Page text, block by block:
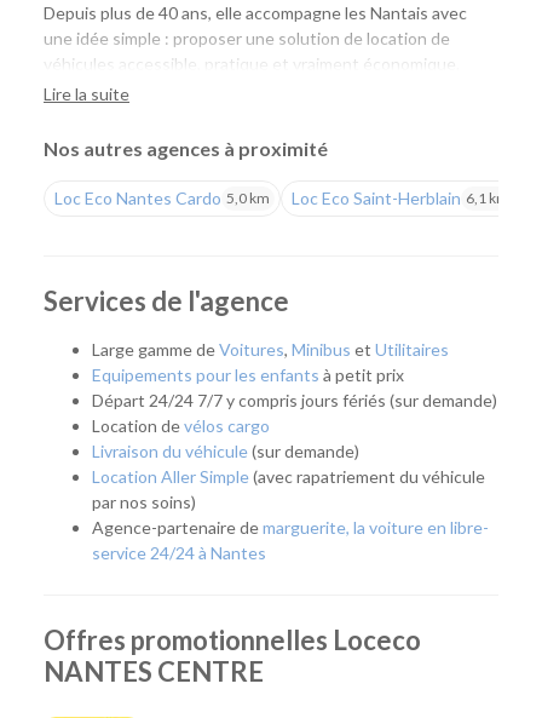
Depuis plus de 40 ans, elle accompagne les Nantais avec
une idée simple : proposer une solution de location de
véhicules accessible, pratique et vraiment économique.
Aujourd'hui, Loc Eco met à disposition près de 1 000
répondre aux besoins des particuliers comme des
professionnels.
Louer un véhicule uniquement lorsque vous en avez
tous ceux qui souhaitent disposer d'un véhicule
d'une voiture. Que ce soit pour partir en week-end,
transporter un meuble, effectuer un déménagement, partir
en vacances ou répondre à un besoin professionnel, vous
pouvez récupérer rapidement un véhicule adapté à votre
projet.
Cette approche permet de profiter d'une voiture ou d'un
utilitaire uniquement lorsque cela est nécessaire, tout en
bénéficiant d'un large choix de modèles et de tarifs
Quel véhicule choisir ?
Notre agence Nantes Centre propose une gamme complète
Lire la suite
Nos autres agences à proximité
Loc Eco Nantes Cardo 5,0 km Loc Eco Saint-Herblain 6,1 km
Services de l'agence
Large gamme deVoitures, Minibus et Utilitaires
Equipements pour les enfants à petit prix
Départ 24/24 7/7 y compris jours fériés (sur demande)
Location devélos cargo
Livraison du véhicule(sur demande)
Location Aller Simple(avec rapatriement du véhicule
par nos soins)
Agence-partenaire demarguerite, la voiture en libre-
service 24/24 à Nantes
Offres promotionnelles Loceco
NANTES CENTRE